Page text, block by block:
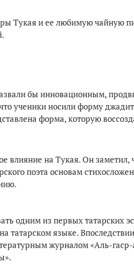
Тукая и ее любимую чайную
бы инновационным,
ученики носили форму
форма, которую
влияние на Тукая. Он заметил,
поэта основам
одним из первых татарских
татарском языке.
журналом «Аль-гаср-